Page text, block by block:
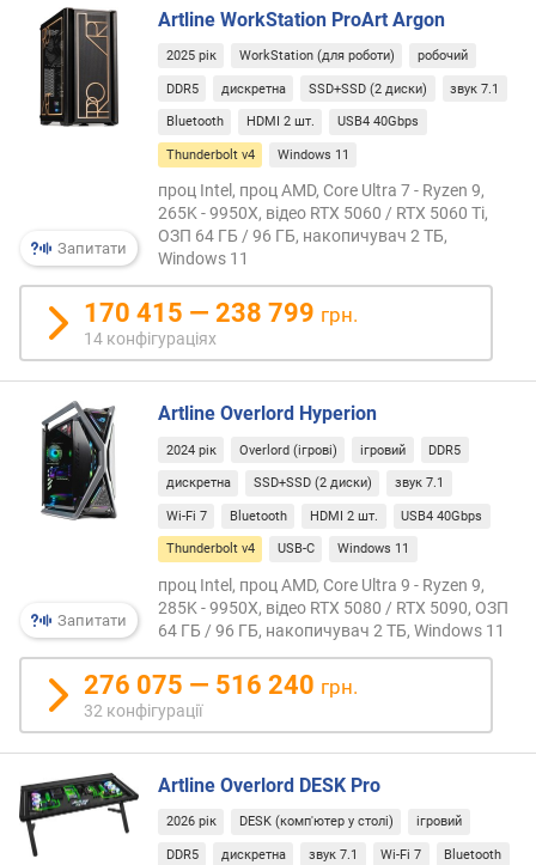
т
ю
п
р
о
ц
і
а
г
о
н
а
к
р
н
(
)
Запитати
Artline WorkStation ProArt Argon
2025 рік WorkStation (для роботи) робочий
DDR5 дискретна SSD+SSD (2 диски) звук 7.1
Bluetooth HDMI 2 шт. USB4 40Gbps
Thunderbolt v4 Windows 11
проц Intel, проц AMD, Core Ultra 7 - Ryzen 9,
265K - 9950X, відео RTX 5060 / RTX 5060 Ti,
ОЗП 64 ГБ / 96 ГБ, накопичувач 2 ТБ,
Windows 11
170 415 — 238 799 грн.
14 конфігураціях
Запитати
Artline Overlord Hyperion
2024 рік Overlord (ігрові) ігровий DDR5
дискретна SSD+SSD (2 диски) звук 7.1
Wi-Fi 7 Bluetooth HDMI 2 шт. USB4 40Gbps
Thunderbolt v4 USB-C Windows 11
проц Intel, проц AMD, Core Ultra 9 - Ryzen 9,
285K - 9950X, відео RTX 5080 / RTX 5090, ОЗП
64 ГБ / 96 ГБ, накопичувач 2 ТБ, Windows 11
276 075 — 516 240 грн.
32 конфігурації
Artline Overlord DESK Pro
2026 рік DESK (комп'ютер у столі) ігровий
DDR5 дискретна звук 7.1 Wi-Fi 7 Bluetooth